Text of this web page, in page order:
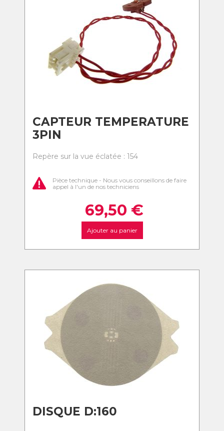
CAPTEUR TEMPERATURE
3PIN
Repère sur la vue éclatée : 154
Pièce technique - Nous vous conseillons de faire
appel à l'un de nos techniciens
69,50 €
Ajouter au panier
DISQUE D:160